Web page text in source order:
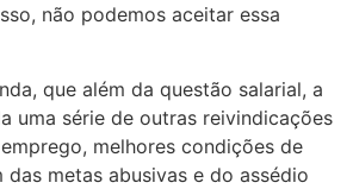
não podemos aceitar essa
que além da questão salarial, a
uma série de outras reivindicações
melhores condições de
metas abusivas e do assédio